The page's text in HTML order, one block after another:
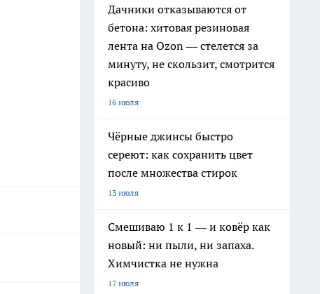
Дачники отказываются от
бетона: хитовая резиновая
лента на Ozon — стелется за
минуту, не скользит, смотрится
красиво
16 июля
Чёрные джинсы быстро
сереют: как сохранить цвет
после множества стирок
13 июля
Смешиваю 1 к 1 — и ковёр как
новый: ни пыли, ни запаха.
Химчистка не нужна
17 июля